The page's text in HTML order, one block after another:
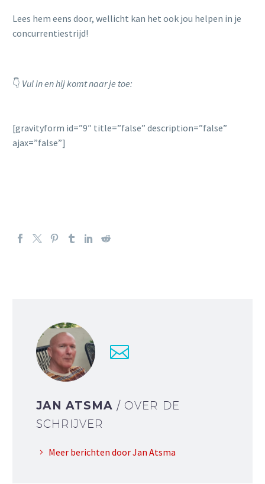
Lees hem eens door, wellicht kan het ook jou helpen in je
concurrentiestrijd!
👇 Vul in en hij komt naar je toe:
[gravityform id=”9″ title=”false” description=”false”
ajax=”false”]
JAN ATSMA / OVER DE
SCHRIJVER
Meer berichten door Jan Atsma